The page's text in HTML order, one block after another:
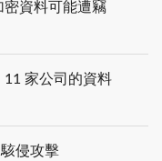
資料可能遭竊
家公司的資料
侵攻擊